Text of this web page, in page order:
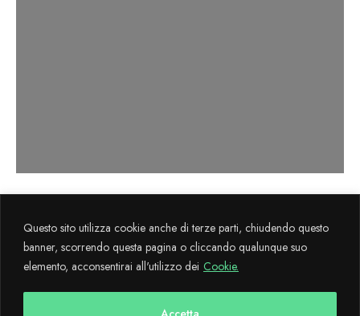
Questo sito utilizza cookie anche di terze parti, chiudendo questo
banner, scorrendo questa pagina o cliccando qualunque suo
elemento, acconsentirai all'utilizzo dei Cookie.
Flegreaattraverso il sostegno finanziario FESR 2014-2020.
Copyright © 2024 CulturaFlegrea All Rights Reserved - Designed and